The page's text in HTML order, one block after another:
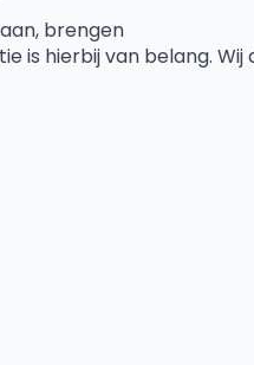
brengen
is hierbij van belang. Wij